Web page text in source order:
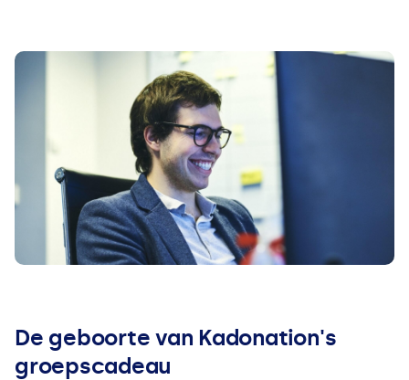
De geboorte van Kadonation's
groepscadeau